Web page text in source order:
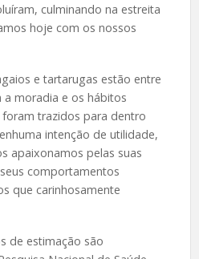
culminando na estreita
hoje com os nossos
e tartarugas estão entre
a moradia e os hábitos
foram trazidos para dentro
intenção de utilidade,
apaixonamos pelas suas
comportamentos
que carinhosamente
de estimação são